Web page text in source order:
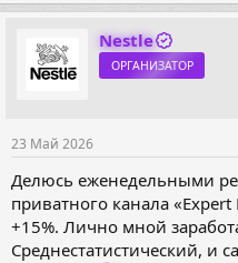
Что вы получите...
Nestle
ОРГАНИЗАТОР
23 Май 2026
Делюсь еженедельными
приватного канала
+15%. Лично мной
Среднестатистический, и